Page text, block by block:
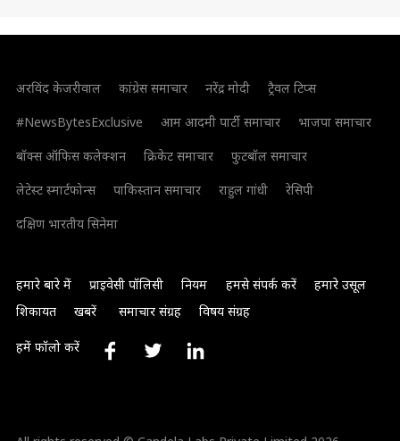
अरविंद केजरीवाल कांग्रेस समाचार नरेंद्र मोदी
ट्रैवल टिप्स
#NewsBytesExclusive
आम आदमी पार्टी समाचार
भाजपा समाचार
बॉक्स ऑफिस कलेक्शन
क्रिकेट समाचार
फुटबॉल समाचार
लेटेस्ट स्मार्टफोन्स
पाकिस्तान समाचार राहुल गांधी
रेसिपी
दक्षिण भारतीय सिनेमा
हमारे बारे में प्राइवेसी पॉलिसी नियम हमसे संपर्क करें
हमारे उसूल
शिकायत
खबरें समाचार संग्रह विषय संग्रह
हमें फॉलो करें